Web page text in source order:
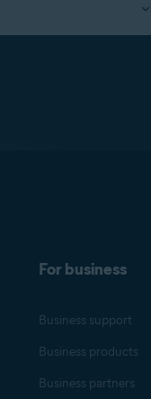
For business
Business support
Business products
Business partners